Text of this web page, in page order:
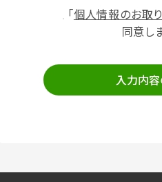
（2）ユーザーからのお
せの内容確認、返答
・当サービスの品質改善
「個人情報のお取
同意し
入力内